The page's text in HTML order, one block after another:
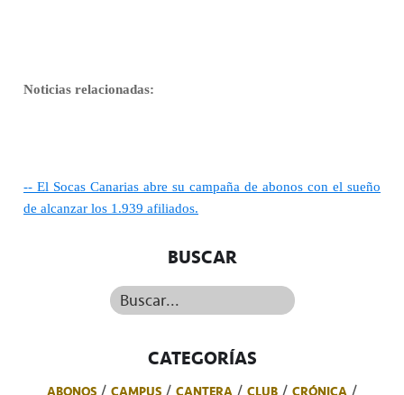
Noticias relacionadas:
-- El Socas Canarias abre su campaña de abonos con el sueño
de alcanzar los 1.939 afiliados.
BUSCAR
Buscar...
CATEGORÍAS